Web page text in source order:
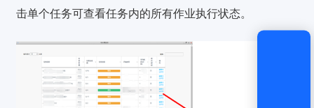
击单个任务可查看任务内的所有作业执行状态。